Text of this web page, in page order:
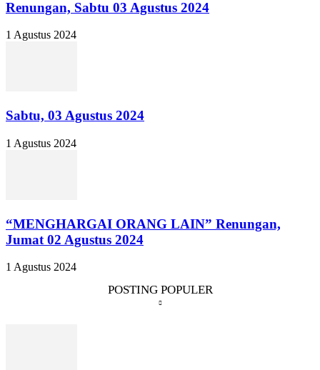
Renungan, Sabtu 03 Agustus 2024
1 Agustus 2024
Sabtu, 03 Agustus 2024
1 Agustus 2024
“MENGHARGAI ORANG LAIN” Renungan,
Jumat 02 Agustus 2024
1 Agustus 2024
POSTING POPULER